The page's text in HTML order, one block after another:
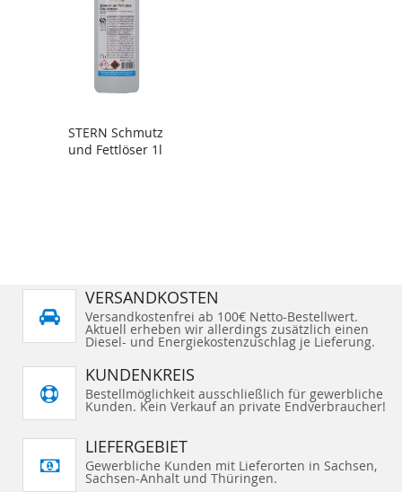
STERN Schmutz
und Fettlöser 1l
VERSANDKOSTEN
Versandkostenfrei ab 100€ Netto-Bestellwert.
Aktuell erheben wir allerdings zusätzlich einen
Diesel- und Energiekostenzuschlag je Lieferung.
KUNDENKREIS
Bestellmöglichkeit ausschließlich für gewerbliche
Kunden. Kein Verkauf an private Endverbraucher!
LIEFERGEBIET
Gewerbliche Kunden mit Lieferorten in Sachsen,
Sachsen-Anhalt und Thüringen.